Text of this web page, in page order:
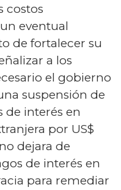
costos
eventual
de fortalecer su
a los
el gobierno
suspensión de
de interés en
por US$
dejara de
de interés en
para remediar